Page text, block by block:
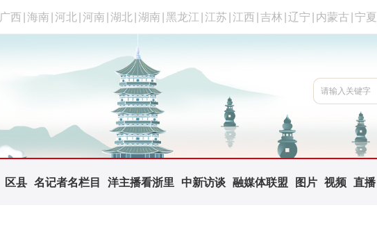
广西 海南 河北 河南 湖北 湖南 黑龙江 江苏 江西 吉林 辽宁 内蒙古 宁夏
区县 名记者名栏目 洋主播看浙里 中新访谈 融媒体联盟 图片 视频 直播